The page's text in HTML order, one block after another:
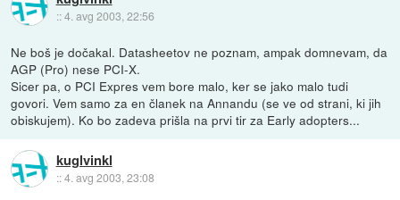
::4. avg 2003, 22:56
Ne boš je dočakal. Datasheetov ne poznam, ampak domnevam, da
AGP (Pro) nese PCI-X.
Sicer pa, o PCI Expres vem bore malo, ker se jako malo tudi
govori. Vem samo za en članek na Annandu (se ve od strani, ki jih
obiskujem). Ko bo zadeva prišla na prvi tir za Early adopters...
kuglvinkl
::4. avg 2003, 23:08